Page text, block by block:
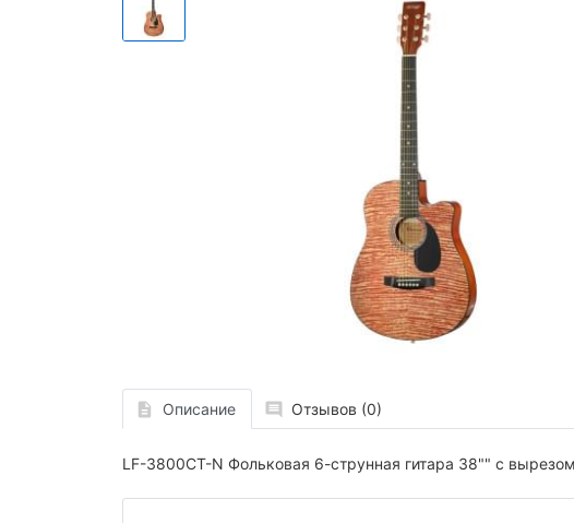
Описание Отзывов (0)
LF-3800CT-N Фольковая 6-струнная гитара 38"" с